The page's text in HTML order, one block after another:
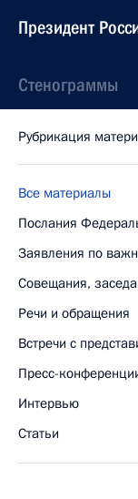
Президент
Стенограммы
Рубрикация
Все материалы
Послания
Заявления по
Совещания,
Речи и обращения
Встречи с
Пресс-
Интервью
Статьи